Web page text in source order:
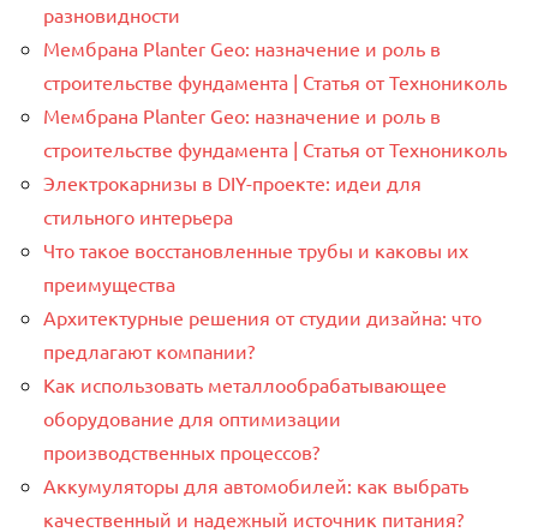
разновидности
Мембрана Planter Geo: назначение и роль в
строительстве фундамента | Статья от Технониколь
Мембрана Planter Geo: назначение и роль в
строительстве фундамента | Статья от Технониколь
Электрокарнизы в DIY-проекте: идеи для
стильного интерьера
Что такое восстановленные трубы и каковы их
преимущества
Архитектурные решения от студии дизайна: что
предлагают компании?
Как использовать металлообрабатывающее
оборудование для оптимизации
производственных процессов?
Аккумуляторы для автомобилей: как выбрать
качественный и надежный источник питания?